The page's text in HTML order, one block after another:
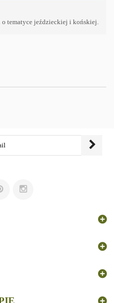
tematyce jeździeckiej i końskiej.